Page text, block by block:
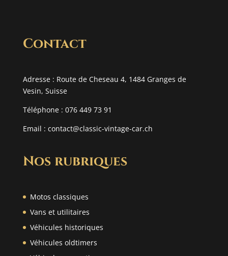
Contact
Adresse : Route de Cheseau 4, 1484 Granges de
Vesin, Suisse
Téléphone : 076 449 73 91
Email : contact@classic-vintage-car.ch
Nos rubriques
Motos classiques
Vans et utilitaires
Véhicules historiques
Véhicules oldtimers